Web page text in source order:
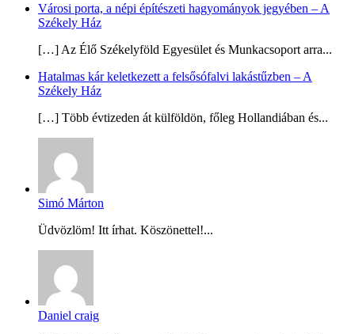
Városi porta, a népi építészeti hagyományok jegyében – A
Székely Ház
[…] Az Élő Székelyföld Egyesület és Munkacsoport arra...
Hatalmas kár keletkezett a felsősófalvi lakástűzben – A
Székely Ház
[…] Több évtizeden át külföldön, főleg Hollandiában és...
Simó Márton
Üdvözlöm! Itt írhat. Köszönettel!...
Daniel craig